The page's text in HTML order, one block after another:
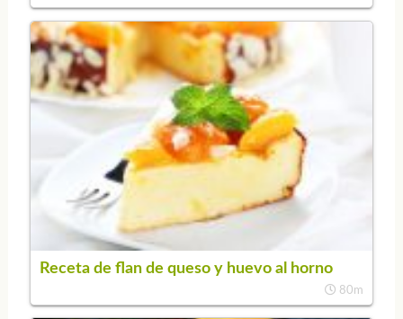
Receta de flan de queso y huevo al horno
80m